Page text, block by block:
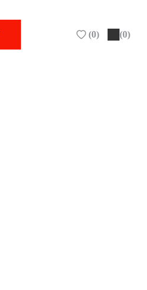
(0) (0)